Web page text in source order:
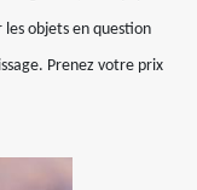
objets en question
Prenez votre prix